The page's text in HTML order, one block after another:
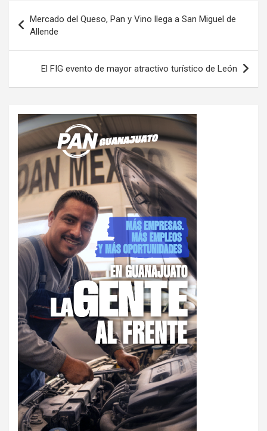
de
entradas
Mercado del Queso, Pan y Vino llega a San Miguel de
Allende
El FIG evento de mayor atractivo turístico de León